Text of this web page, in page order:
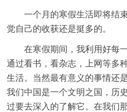
一个月的寒假生活即将结
觉自己的收获还是挺多的。
在寒假期间，我利用好每
通过看书，看杂志，上网等多
生活。当然最有意义的事情还
我们中国是一个文明之国，历
过要去深入的了解它。在我们